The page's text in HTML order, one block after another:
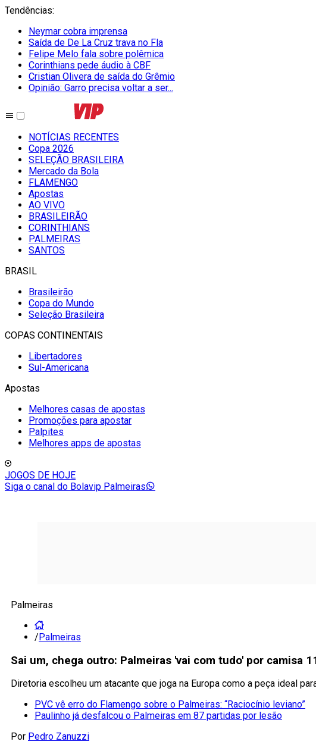
Tendências:
Neymar cobra imprensa
Saída de De La Cruz trava no Fla
Felipe Melo fala sobre polêmica
Corinthians pede áudio à CBF
Cristian Olivera de saída do Grêmio
Opinião: Garro precisa voltar a ser...
NOTÍCIAS RECENTES
Copa 2026
SELEÇÃO BRASILEIRA
Mercado da Bola
FLAMENGO
Apostas
AO VIVO
BRASILEIRÃO
CORINTHIANS
PALMEIRAS
SANTOS
BRASIL
Brasileirão
Copa do Mundo
Seleção Brasileira
COPAS CONTINENTAIS
Libertadores
Sul-Americana
Apostas
Melhores casas de apostas
Promoções para apostar
Palpites
Melhores apps de apostas
JOGOS DE HOJE
Siga o canal do Bolavip Palmeiras
Palmeiras
/Palmeiras
Sai um, chega outro: Palmeiras 'vai com tudo' por camisa
Diretoria escolheu um atacante que joga na Europa como a peça ideal
PVC vê erro do Flamengo sobre o Palmeiras: “Raciocínio leviano”
Paulinho já desfalcou o Palmeiras em 87 partidas por lesão
Por Pedro Zanuzzi